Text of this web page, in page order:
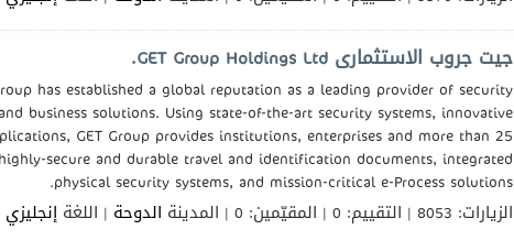
جيت جروب الاستثمارى GET Group Holdings Ltd.
has established a global reputation as a leading provider of security
business solutions. Using state-of-the-art security systems, innovative
GET Group provides institutions, enterprises and more than 25
secure and durable travel and identification documents, integrated
physical security systems, and mission-critical e-Process solutions.
الزيارات: 8053 | التقييم: 0 | المقيّمين: 0 | المدينة
الدوحة | اللغة إنجليزي _ EN